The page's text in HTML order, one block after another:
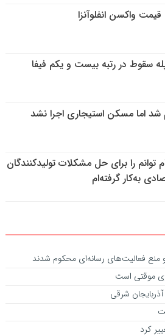
واکسن انفلوآنزا
سقوط در رتبه بیست و یکم فیفا
شد اما مسکن استیجاری اجرا نشد
توانم را برای حل مشکلات تولیدکنندگان
به‌کار گرفته‌ام
فعالیت‌های رسانه‌ای محکوم شدند
موقتی است
کرد